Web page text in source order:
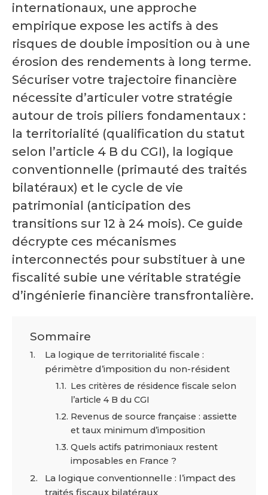
internationaux, une approche
empirique expose les actifs à des
risques de double imposition ou à une
érosion des rendements à long terme.
Sécuriser votre trajectoire financière
nécessite d’articuler votre stratégie
autour de trois piliers fondamentaux :
la territorialité (qualification du statut
selon l’article 4 B du CGI), la logique
conventionnelle (primauté des traités
bilatéraux) et le cycle de vie
patrimonial (anticipation des
transitions sur 12 à 24 mois). Ce guide
décrypte ces mécanismes
interconnectés pour substituer à une
fiscalité subie une véritable stratégie
d’ingénierie financière transfrontalière.
Sommaire
La logique de territorialité fiscale :
périmètre d’imposition du non-résident
Les critères de résidence fiscale selon
l’article 4 B du CGI
Revenus de source française : assiette
et taux minimum d’imposition
Quels actifs patrimoniaux restent
imposables en France ?
La logique conventionnelle : l’impact des
traités fiscaux bilatéraux